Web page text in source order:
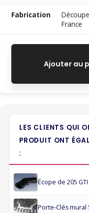
Fabrication
France
Ajouter au
LES CLIENTS QUI
PRODUIT ONT
:
Écope de 205 GTI
Porte-Clés mural